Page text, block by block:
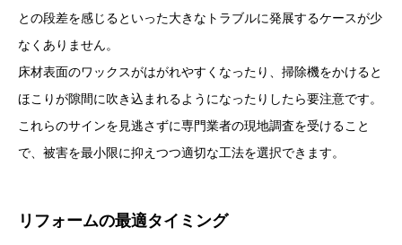
との段差を感じるといった大きなトラブルに発展するケースが少
なくありません。
床材表面のワックスがはがれやすくなったり、掃除機をかけると
ほこりが隙間に吹き込まれるようになったりしたら要注意です。
これらのサインを見逃さずに専門業者の現地調査を受けること
で、被害を最小限に抑えつつ適切な工法を選択できます。
リフォームの最適タイミング